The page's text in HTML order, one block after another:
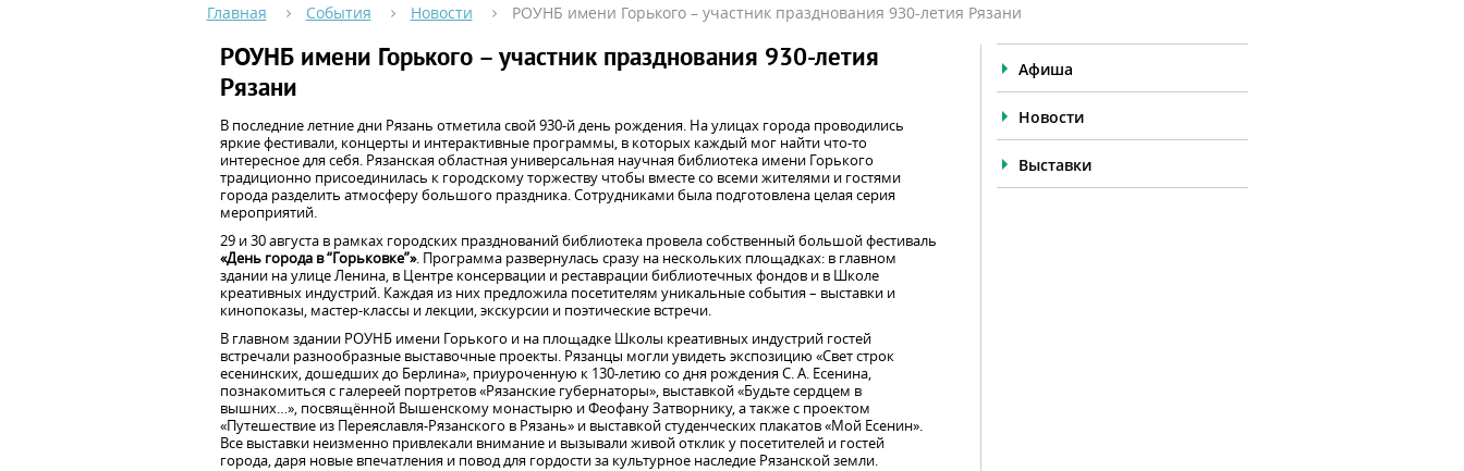
Главная События Новости РОУНБ имени Горького – участник празднования 930-летия Рязани
РОУНБ имени Горького – участник празднования 930-летия
Рязани
В последние летние дни Рязань отметила свой 930-й день рождения. На улицах города проводились
яркие фестивали, концерты и интерактивные программы, в которых каждый мог найти что-то
интересное для себя. Рязанская областная универсальная научная библиотека имени Горького
традиционно присоединилась к городскому торжеству чтобы вместе со всеми жителями и гостями
города разделить атмосферу большого праздника. Сотрудниками была подготовлена целая серия
мероприятий.
29 и 30 августа в рамках городских празднований библиотека провела собственный большой фестиваль
«День города в “Горьковке”». Программа развернулась сразу на нескольких площадках: в главном
здании на улице Ленина, в Центре консервации и реставрации библиотечных фондов и в Школе
креативных индустрий. Каждая из них предложила посетителям уникальные события – выставки и
кинопоказы, мастер-классы и лекции, экскурсии и поэтические встречи.
В главном здании РОУНБ имени Горького и на площадке Школы креативных индустрий гостей
встречали разнообразные выставочные проекты. Рязанцы могли увидеть экспозицию «Свет строк
есенинских, дошедших до Берлина», приуроченную к 130-летию со дня рождения С. А. Есенина,
познакомиться с галереей портретов «Рязанские губернаторы», выставкой «Будьте сердцем в
вышних…», посвящённой Вышенскому монастырю и Феофану Затворнику, а также с проектом
«Путешествие из Переяславля-Рязанского в Рязань» и выставкой студенческих плакатов «Мой Есенин».
Все выставки неизменно привлекали внимание и вызывали живой отклик у посетителей и гостей
города, даря новые впечатления и повод для гордости за культурное наследие Рязанской земли.
Афиша
Новости
Выставки